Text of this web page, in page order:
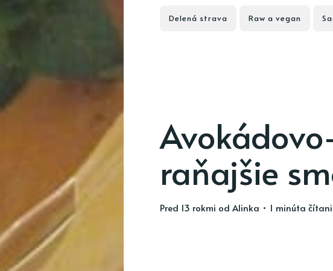
Delená strava Raw a vegan
raňajšie
pred 13 rokmi od Alinka • 1 minúta